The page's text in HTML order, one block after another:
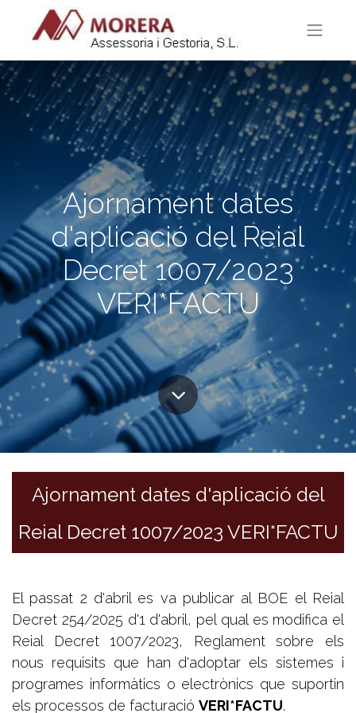
Ajornament dates
d'aplicació del Reial
Decret 1007/2023
VERI*FACTU
Ajornament dates d'aplicació del
Reial Decret 1007/2023 VERI*FACTU
El passat 2 d'abril es va publicar al BOE el Reial
Decret 254/2025 d'1 d'abril, pel qual es modifica el
Reial Decret 1007/2023, Reglament sobre els
nous requisits que han d'adoptar els sistemes i
programes informàtics o electrònics que suportin
els processos de facturació VERI*FACTU.